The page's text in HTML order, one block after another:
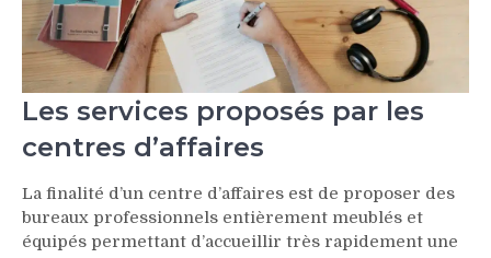
Les services proposés par les
centres d’affaires
La finalité d’un centre d’affaires est de proposer des
bureaux professionnels entièrement meublés et
équipés permettant d’accueillir très rapidement une